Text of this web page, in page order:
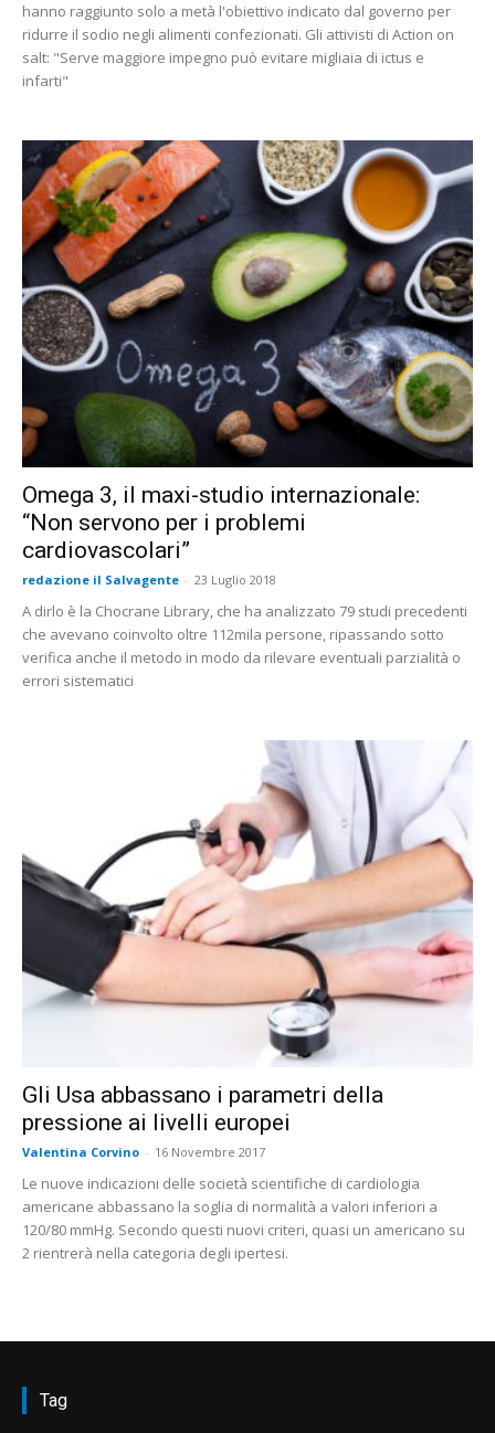
hanno raggiunto solo a metà l'obiettivo indicato dal governo per
ridurre il sodio negli alimenti confezionati. Gli attivisti di Action on
salt: "Serve maggiore impegno può evitare migliaia di ictus e
infarti"
Omega 3, il maxi-studio internazionale:
“Non servono per i problemi
cardiovascolari”
redazione il Salvagente - 23 Luglio 2018
A dirlo è la Chocrane Library, che ha analizzato 79 studi precedenti
che avevano coinvolto oltre 112mila persone, ripassando sotto
verifica anche il metodo in modo da rilevare eventuali parzialità o
errori sistematici
Gli Usa abbassano i parametri della
pressione ai livelli europei
Valentina Corvino - 16 Novembre 2017
Le nuove indicazioni delle società scientifiche di cardiologia
americane abbassano la soglia di normalità a valori inferiori a
120/80 mmHg. Secondo questi nuovi criteri, quasi un americano su
2 rientrerà nella categoria degli ipertesi.
Tag